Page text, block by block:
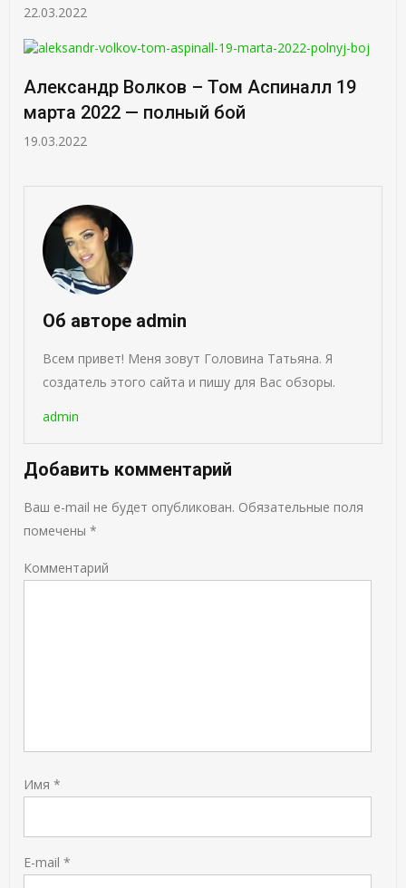
22.03.2022
Александр Волков – Том Аспиналл 19
марта 2022 — полный бой
19.03.2022
Об авторе admin
Всем привет! Меня зовут Головина Татьяна. Я
создатель этого сайта и пишу для Вас обзоры.
admin
Добавить комментарий
Ваш e-mail не будет опубликован. Обязательные поля
помечены*
Комментарий
Имя*
E-mail*